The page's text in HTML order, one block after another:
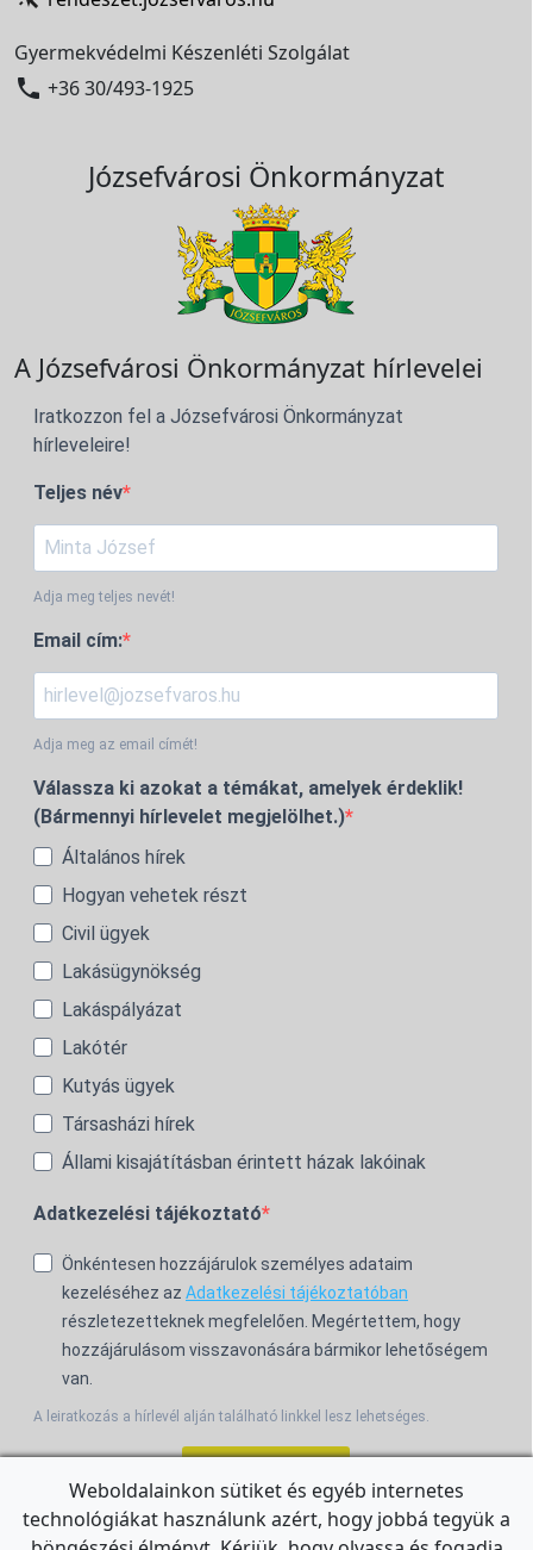
Gyermekvédelmi Készenléti Szolgálat
 +36 30/493-1925
Józsefvárosi Önkormányzat
A Józsefvárosi Önkormányzat hírlevelei
Iratkozzon fel a Józsefvárosi Önkormányzat
hírleveleire!
Teljes név
Adja meg teljes nevét!
Email cím:
Adja meg az email címét!
Válassza ki azokat a témákat, amelyek érdeklik!
(Bármennyi hírlevelet megjelölhet.)
Általános hírek
Hogyan vehetek részt
Civil ügyek
Lakásügynökség
Lakáspályázat
Lakótér
Kutyás ügyek
Társasházi hírek
Állami kisajátításban érintett házak lakóinak
Adatkezelési tájékoztató
Önkéntesen hozzájárulok személyes adataim
kezeléséhez az Adatkezelési tájékoztatóban
részletezetteknek megfelelően. Megértettem, hogy
hozzájárulásom visszavonására bármikor lehetőségem
van.
A leiratkozás a hírlevél alján található linkkel lesz lehetséges.
For the English Newsletter, clickHERE.
Weboldalainkon sütiket és egyéb internetes
technológiákat használunk azért, hogy jobbá tegyük a